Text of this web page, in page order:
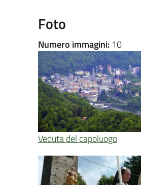
Foto
Numero immagini:10
Veduta del capoluogo